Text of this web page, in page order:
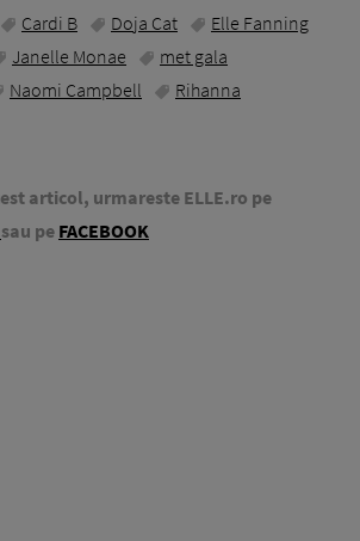
Cardi B Doja Cat
Elle Fanning
Janelle Monae
met gala
Naomi Campbell Rihanna
articol, urmareste ELLE.ro pe
sau pe FACEBOOK